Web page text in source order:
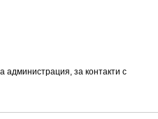
администрация, за контакти с